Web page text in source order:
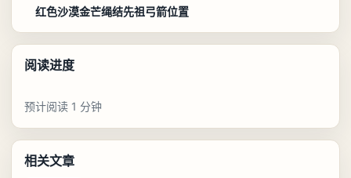
红色沙漠金芒绳结先祖弓箭位置
阅读进度
预计阅读 1 分钟
相关文章